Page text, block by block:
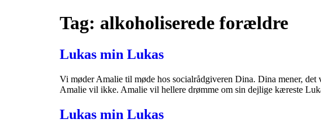
Tag: alkoholiserede forældre
Lukas min Lukas
Vi møder Amalie til møde hos socialrådgiveren Dina. Dina mener,
Amalie vil ikke. Amalie vil hellere drømme om sin dejlige kæreste
Lukas min Lukas